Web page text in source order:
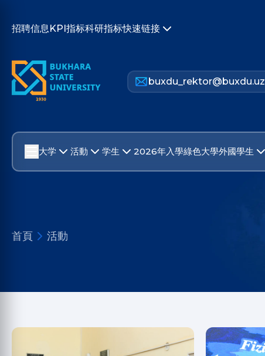
招聘信息KPI指标科研指标快速链接
buxdu_rektor@buxdu.uz
大学 活動 学生 2026年入學綠色大學外國學生
首頁 活動